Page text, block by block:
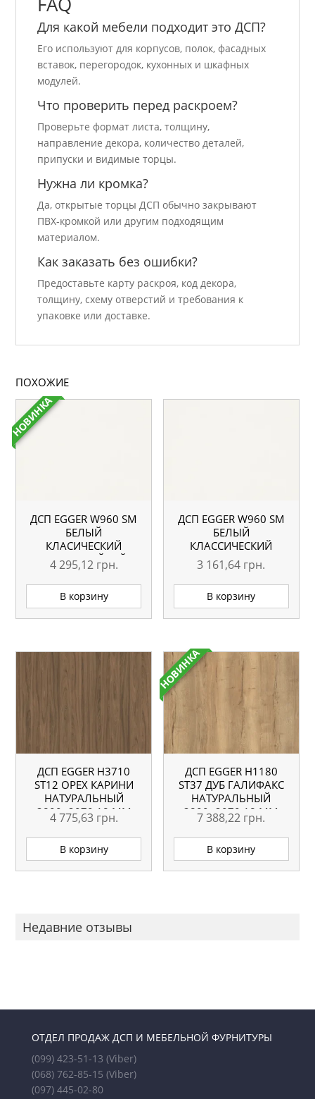
Для какой мебели подходит это ДСП?
Его используют для корпусов, полок, фасадных
вставок, перегородок, кухонных и шкафных
модулей.
Что проверить перед раскроем?
Проверьте формат листа, толщину,
направление декора, количество деталей,
припуски и видимые торцы.
Нужна ли кромка?
Да, открытые торцы ДСП обычно закрывают
ПВХ-кромкой или другим подходящим
материалом.
Как заказать без ошибки?
Предоставьте карту раскроя, код декора,
толщину, схему отверстий и требования к
упаковке или доставке.
ПОХОЖИЕ
НОВИНКА
ДСП EGGER W960 SM
БЕЛЫЙ
КЛАСИЧЕСКИЙ
ВЛАГОСТОЙКИЙ
2800×2070 18 ММ
4 295,12 грн.
В корзину
ДСП EGGER W960 SM
БЕЛЫЙ
КЛАССИЧЕСКИЙ
2800×2070 18 ММ
3 161,64 грн.
В корзину
ДСП EGGER H3710
ST12 ОРЕХ КАРИНИ
НАТУРАЛЬНЫЙ
2800×2070 18 ММ
4 775,63 грн.
В корзину
НОВИНКА
ДСП EGGER H1180
ST37 ДУБ ГАЛИФАКС
НАТУРАЛЬНЫЙ
2800×2070 18 ММ
7 388,22 грн.
В корзину
Недавние отзывы
ОТДЕЛ ПРОДАЖ ДСП И МЕБЕЛЬНОЙ ФУРНИТУРЫ
(099) 423-51-13 (Viber)
(068) 762-85-15 (Viber)
(097) 445-02-80